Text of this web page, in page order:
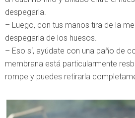
despegarla.
– Luego, con tus manos tira de la
despegarla de los huesos.
– Eso sí, ayúdate con una paño de
membrana está particularmente
rompe y puedes retirarla